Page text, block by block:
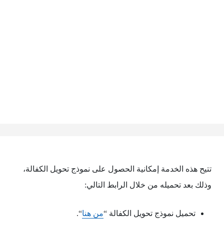
تتيح هذه الخدمة إمكانية الحصول على نموذج تحويل الكفالة،
وذلك بعد تحميله من خلال الرابط التالي:
تحميل نموذج تحويل الكفالة “من هنا“.